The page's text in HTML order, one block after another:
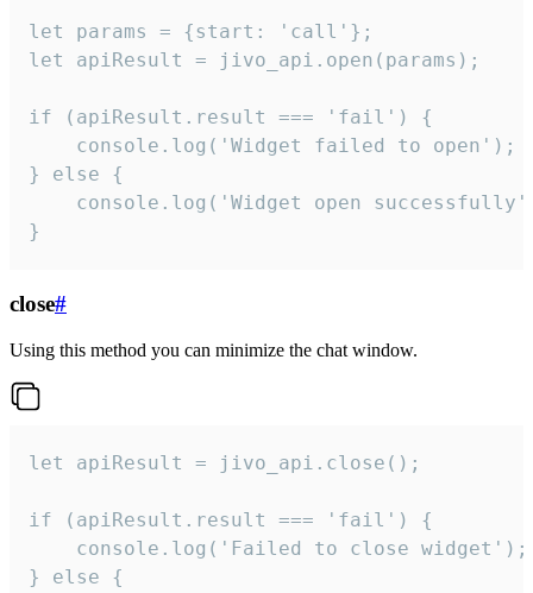
let params = {start: 'call'};
let apiResult = jivo_api.open(params);
if (apiResult.result === 'fail') {
    console.log('Widget failed to open');
} else {
console.log('Widget open
}
close#
Using this method you can minimize the chat window.
let apiResult = jivo_api.close();
if (apiResult.result === 'fail') {
    console.log('Failed to close widget');
} else {